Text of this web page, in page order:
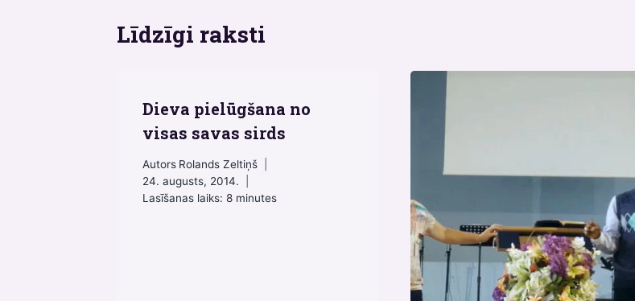
Līdzīgi raksti
Dieva pielūgšana no
visas savas sirds
Autors Rolands Zeltiņš
24. augusts, 2014.
Lasīšanas laiks: 8 minutes